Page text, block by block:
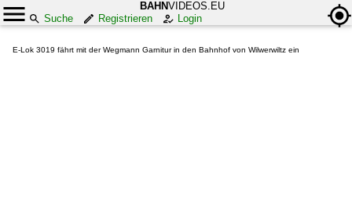
BAHNVIDEOS.EU
Suche
Registrieren Login
E-Lok 3019 fährt mit der Wegmann Garnitur in den Bahnhof von Wilwerwiltz ein